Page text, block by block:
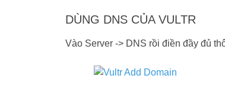
DÙNG DNS CỦA VULTR
Vào Server -> DNS rồi điền đầy đủ